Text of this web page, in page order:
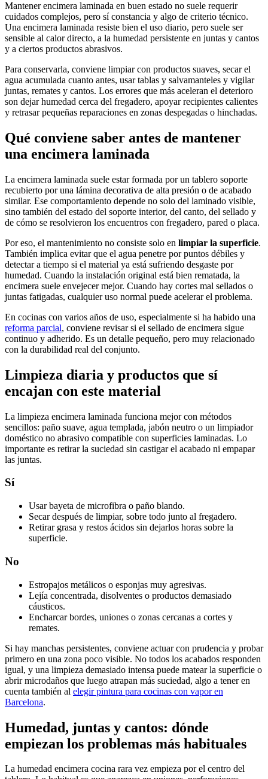
Mantener encimera laminada en buen estado no suele requerir
cuidados complejos, pero sí constancia y algo de criterio técnico.
Una encimera laminada resiste bien el uso diario, pero suele ser
sensible al calor directo, a la humedad persistente en juntas y cantos
y a ciertos productos abrasivos.
Para conservarla, conviene limpiar con productos suaves, secar el
agua acumulada cuanto antes, usar tablas y salvamanteles y vigilar
juntas, remates y cantos. Los errores que más aceleran el deterioro
son dejar humedad cerca del fregadero, apoyar recipientes calientes
y retrasar pequeñas reparaciones en zonas despegadas o hinchadas.
Qué conviene saber antes de mantener
una encimera laminada
La encimera laminada suele estar formada por un tablero soporte
recubierto por una lámina decorativa de alta presión o de acabado
similar. Ese comportamiento depende no solo del laminado visible,
sino también del estado del soporte interior, del canto, del sellado y
de cómo se resolvieron los encuentros con fregadero, pared o placa.
Por eso, el mantenimiento no consiste solo en limpiar la superficie.
También implica evitar que el agua penetre por puntos débiles y
detectar a tiempo si el material ya está sufriendo desgaste por
humedad. Cuando la instalación original está bien rematada, la
encimera suele envejecer mejor. Cuando hay cortes mal sellados o
juntas fatigadas, cualquier uso normal puede acelerar el problema.
En cocinas con varios años de uso, especialmente si ha habido una
reforma parcial, conviene revisar si el sellado de encimera sigue
continuo y adherido. Es un detalle pequeño, pero muy relacionado
con la durabilidad real del conjunto.
Limpieza diaria y productos que sí
encajan con este material
La limpieza encimera laminada funciona mejor con métodos
sencillos: paño suave, agua templada, jabón neutro o un limpiador
doméstico no abrasivo compatible con superficies laminadas. Lo
importante es retirar la suciedad sin castigar el acabado ni empapar
las juntas.
Sí
Usar bayeta de microfibra o paño blando.
Secar después de limpiar, sobre todo junto al fregadero.
Retirar grasa y restos ácidos sin dejarlos horas sobre la
superficie.
No
Estropajos metálicos o esponjas muy agresivas.
Lejía concentrada, disolventes o productos demasiado
cáusticos.
Encharcar bordes, uniones o zonas cercanas a cortes y
remates.
Si hay manchas persistentes, conviene actuar con prudencia y probar
primero en una zona poco visible. No todos los acabados responden
igual, y una limpieza demasiado intensa puede matear la superficie o
abrir microdaños que luego atrapan más suciedad, algo a tener en
cuenta también al elegir pintura para cocinas con vapor en
Barcelona.
Humedad, juntas y cantos: dónde
empiezan los problemas más habituales
La humedad encimera cocina rara vez empieza por el centro del